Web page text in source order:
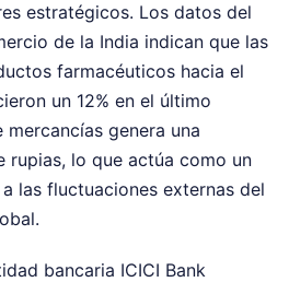
estratégicos. Los datos del
de la India indican que las
farmacéuticos hacia el
un 12% en el último
genera una
rupias, lo que actúa como un
las fluctuaciones externas del
bancaria ICICI Bank